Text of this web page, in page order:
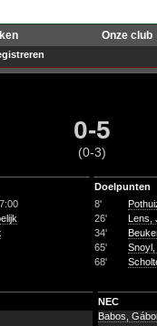
Onze club
0-5
(0-3)
Doelpunten
8'
26'
Lens,
34'
65'
68'
NEC
Babos,